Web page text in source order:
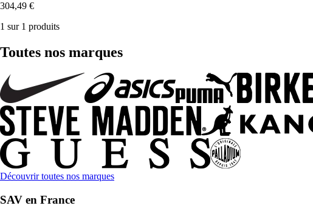
304,49 €
1 sur 1 produits
Toutes nos marques
Découvrir toutes nos marques
SAV en France